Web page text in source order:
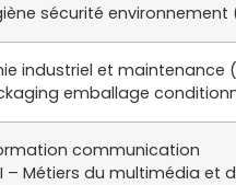
sécurité environnement
industriel et maintenance
emballage
communication
– Métiers du multimédia et